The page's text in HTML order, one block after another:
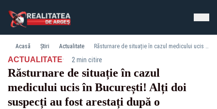
Acasă Știri Actualitate Răsturnare de situație în cazul medicului ucis în București! Alți doi suspecți au fost arestați după o descoperire făcută de anchetatori
ACTUALITATE· 2 min citire
Răsturnare de situație în cazul
medicului ucis în București! Alți doi
suspecți au fost arestați după o